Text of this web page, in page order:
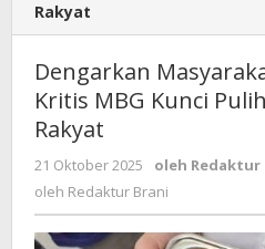
Rakyat
Dengarkan
Kritis MBG Kunci
Rakyat
21 Oktober 2025 oleh Redaktur
oleh Redaktur Brani